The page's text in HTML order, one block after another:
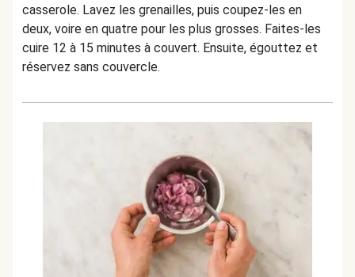
casserole. Lavez les grenailles, puis coupez-les en
deux, voire en quatre pour les plus grosses. Faites-les
cuire 12 à 15 minutes à couvert. Ensuite, égouttez et
réservez sans couvercle.